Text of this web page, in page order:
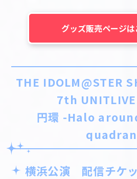
グッズ販売ページは
THE IDOLM@STER
7th UNITLIVE
円環 -Halo
横浜公演 配信チケ